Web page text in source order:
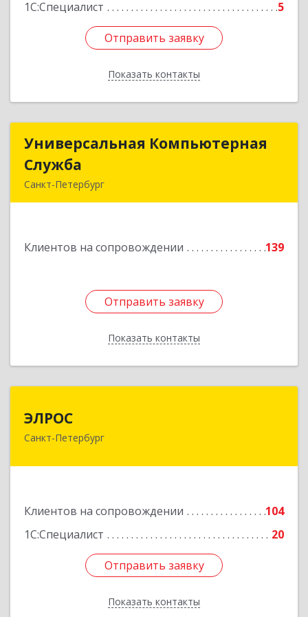
1С:Специалист 5
Отправить заявку
Показать контакты
Отправить заявку
Назад
Универсальная Компьютерная
Служба
Санкт-Петербург
Клиентов на сопровождении 139
Отправить заявку
Показать контакты
Универсальная Компьютерная
Подробнее
Отправить заявку
Назад
ЭЛРОС
Санкт-Петербург
Клиентов на сопровождении
104
1С:Специалист
20
Отправить заявку
Показать контакты
191024, Санкт-Петербург г, Тележная ул, дом №
Отправить заявку
Назад